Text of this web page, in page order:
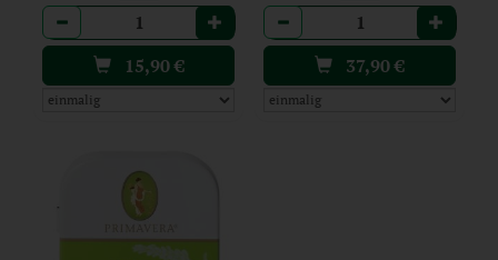
Anzahl
15,90€
Anzahl
37,90€